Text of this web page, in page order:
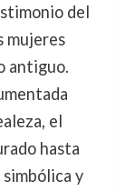
del
mujeres
antiguo.
el
hasta
y